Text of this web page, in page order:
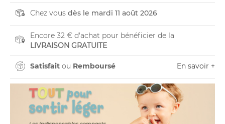
Chez vous dès le mardi 11 août 2026
Encore 32 € d'achat pour bénéficier de la
LIVRAISON GRATUITE
Satisfait ou Remboursé En savoir +